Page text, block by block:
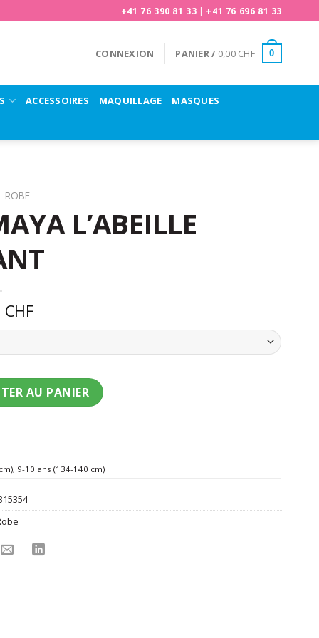
+41 76 390 81 33 | +41 76 696 81 33
CONNEXION PANIER / 0,00 CHF 0
ACCESSOIRES MAQUILLAGE MASQUES
ROBE
L’ABEILLE
CHF
Maya l'Abeille enfant
AU PANIER
, 9-10 ans (134-140 cm)